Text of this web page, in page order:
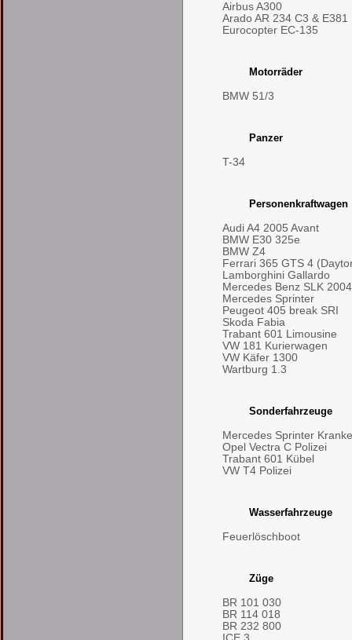
Airbus A300
Arado AR 234 C3 & E381
Eurocopter EC-135
Motorräder
BMW 51/3
Panzer
T-34
Personenkraftwagen
Audi A4 2005 Avant
BMW E30 325e
BMW Z4
Ferrari 365 GTS 4
Lamborghini Gallardo
Mercedes Benz SLK
Mercedes Sprinter
Peugeot 405 break SRI
Skoda Fabia
Trabant 601 Limousine
VW 181 Kurierwagen
VW Käfer 1300
Wartburg 1.3
Sonderfahrzeuge
Mercedes Sprinter
Opel Vectra C Polizei
Trabant 601 Kübel
VW T4 Polizei
Wasserfahrzeuge
Feuerlöschboot
Züge
BR 101 030
BR 114 018
BR 232 800